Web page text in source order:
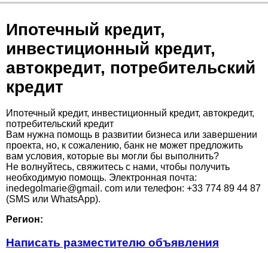
Ипотечный кредит,
инвестиционный кредит,
автокредит, потребительский
кредит
Ипотечный кредит, инвестиционный кредит, автокредит,
потребительский кредит
Вам нужна помощь в развитии бизнеса или завершении
проекта, но, к сожалению, банк не может предложить
вам условия, которые вы могли бы выполнить?
Не волнуйтесь, свяжитесь с нами, чтобы получить
необходимую помощь. Электронная почта:
inedegolmarie@gmail. com или телефон: +33 774 89 44 87
(SMS или WhatsApp).
Регион:
Написать разместителю объявления